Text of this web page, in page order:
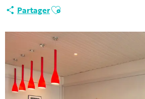
PartagerAjouter aux favoris